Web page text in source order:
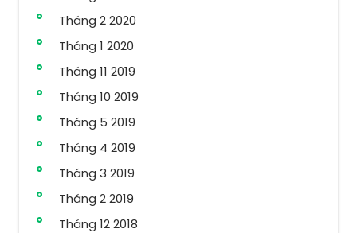
Tháng 2 2020
Tháng 1 2020
Tháng 11 2019
Tháng 10 2019
Tháng 5 2019
Tháng 4 2019
Tháng 3 2019
Tháng 2 2019
Tháng 12 2018